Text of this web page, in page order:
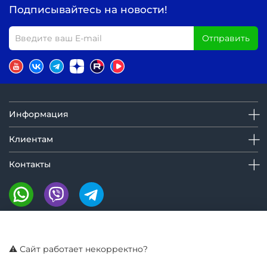
Подписывайтесь на новости!
Отправить
Информация
Клиентам
Контакты
⚠️ Сайт работает некорректно?